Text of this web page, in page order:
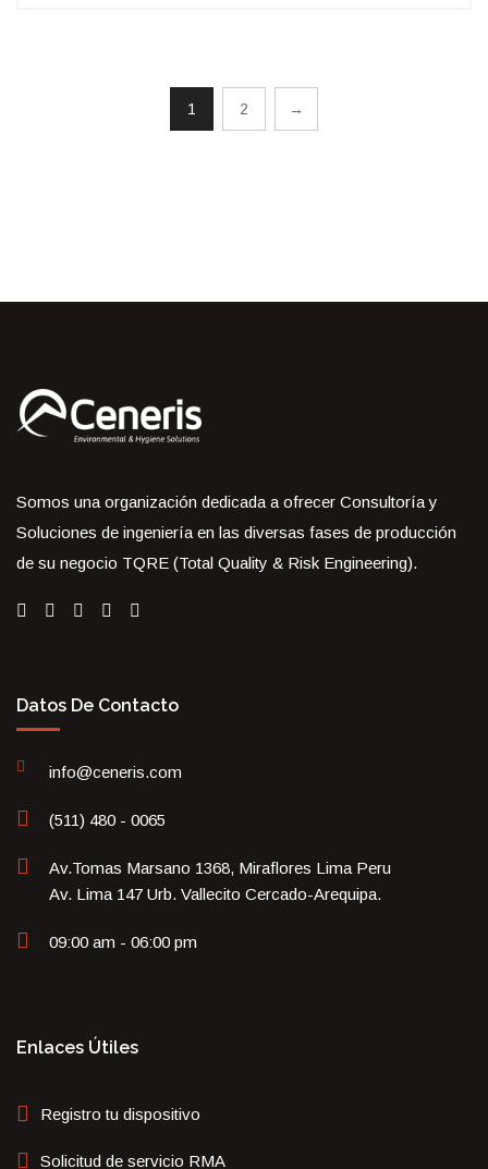
1 2 →
Somos una organización dedicada a ofrecer Consultoría y
Soluciones de ingeniería en las diversas fases de producción
de su negocio TQRE (Total Quality & Risk Engineering).
Datos De Contacto
info@ceneris.com
(511) 480 - 0065
Av.Tomas Marsano 1368, Miraflores Lima Peru
Av. Lima 147 Urb. Vallecito Cercado-Arequipa.
09:00 am - 06:00 pm
Enlaces Útiles
Registro tu dispositivo
Solicitud de servicio RMA